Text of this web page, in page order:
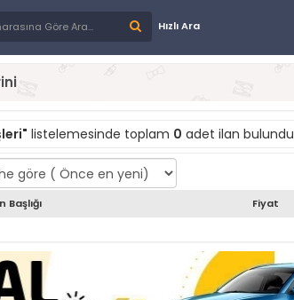
Hızlı Ara
listelemesinde toplam 0 adet ilan bulundu
Başlığı Fiyat